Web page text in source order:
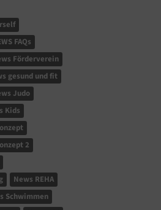
FAQs
Förderverein
gesund und fit
Judo
Kids
2
News REHA
Schwimmen